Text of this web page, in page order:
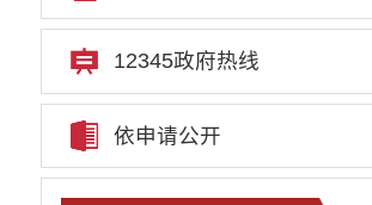
行政处罚和行政强制
行政事业性收费
政府集中采购
重大决策听证事项
12345政府热线
依申请公开